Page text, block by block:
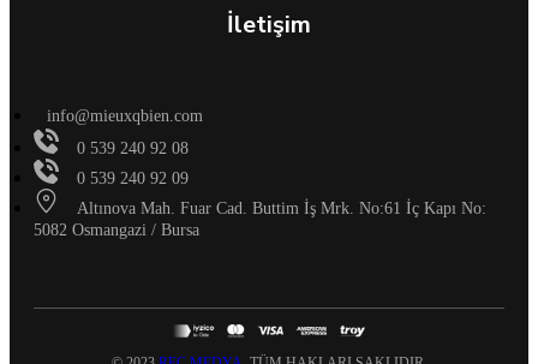
İletişim
info@mieuxqbien.com
0 539 240 92 08
0 539 240 92 09
Altınova Mah. Fuar Cad. Buttim İş Mrk. No:61 İç Kapı No:
5082 Osmangazi / Bursa